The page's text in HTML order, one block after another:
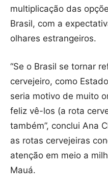
multiplicação das
Brasil, com a
olhares estrangeiros.
“Se o Brasil se tornar
cervejeiro, como
seria motivo de muito
feliz vê-los (a rota
também”, conclui Ana
as rotas cervejeiras
atenção em meio a
Mauá.